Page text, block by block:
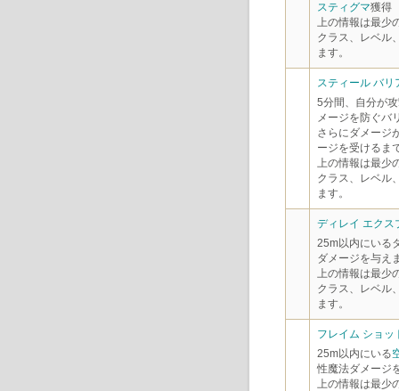
スティグマ獲得
上の情報は最少
クラス、レベル
ます。
スティール バリ
5分間、自分が
メージを防ぐバ
さらにダメージ
ージを受けるま
上の情報は最少
クラス、レベル
ます。
ディレイ エクス
25m以内にいる
ダメージを与え
上の情報は最少
クラス、レベル
ます。
フレイム ショッ
25m以内にいる
性魔法ダメージ
上の情報は最少